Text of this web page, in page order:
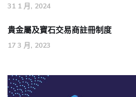
31 1 月, 2024
貴金屬及寶石交易商註冊制度
17 3 月, 2023